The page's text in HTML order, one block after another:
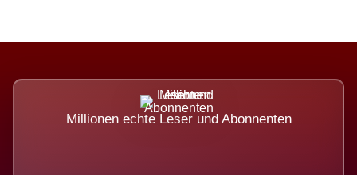
Millionen echte Leser und Abonnenten